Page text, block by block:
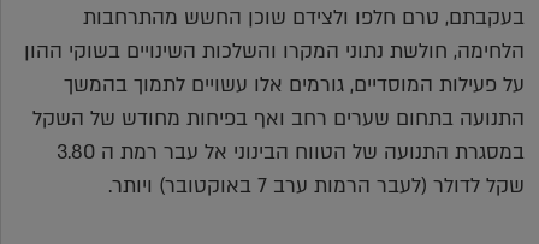
בעקבתם, טרם חלפו ולצידם שוכן החשש מהתרחבות
הלחימה, חולשת נתוני המקרו והשלכות השינויים בשוקי ההון
על פעילות המוסדיים, גורמים אלו עשויים לתמוך בהמשך
התנועה בתחום שערים רחב ואף בפיחות מחודש של השקל
במסגרת התנועה של הטווח הבינוני אל עבר רמת ה 3.80
שקל לדולר (לעבר הרמות ערב 7 באוקטובר) ויותר.